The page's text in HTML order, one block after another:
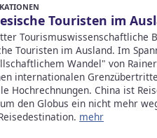
Touristen im
Tourismuswissenschaftliche
Touristen im Ausland. Im
Wandel" von
internationalen
Hochrechnungen. China ist
den Globus ein nicht mehr
mehr